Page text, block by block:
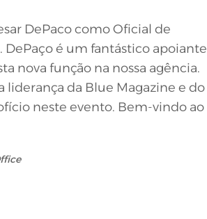
DePaco como Oficial de
DePaço é um fantástico apoiante
nova função na nossa agência.
da Blue Magazine e do
neste evento. Bem-vindo ao